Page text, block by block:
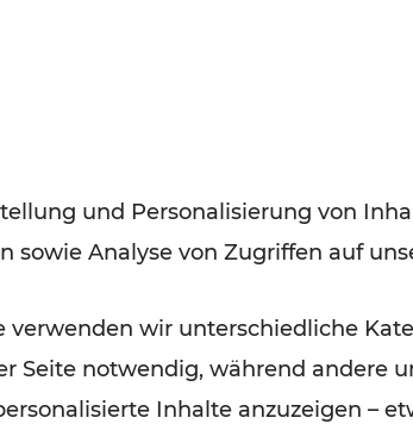
vor einem Cityjet Xpress-
Wache
Weg zur Arbeit und Freizeitreisende
umsteigefrei ins Wiener Stadtzentrum
der flotten Fahrtzeit punktet der
und großzügigen Abstellflächen
und Personalisierung von
sowie Analyse von Zugriffen auf
wir unterschiedliche
Seite notwendig, während andere
Inhalte anzuzeigen –